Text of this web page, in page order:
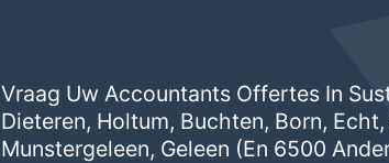
Vraag Uw Accountants Offertes In
Dieteren, Holtum, Buchten, Born, Echt,
Munstergeleen, Geleen (en 6500